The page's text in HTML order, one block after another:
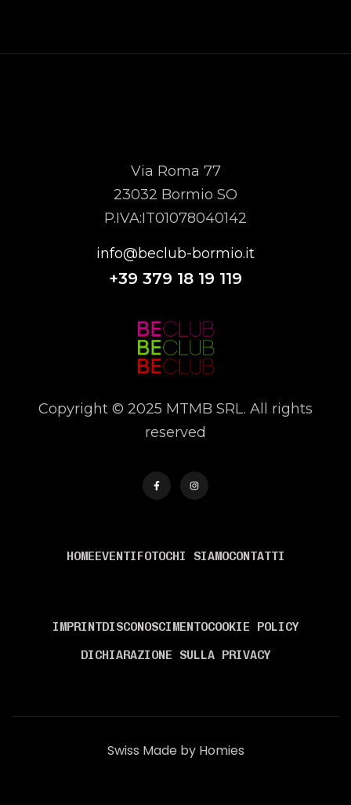
Via Roma 77
23032 Bormio SO
P.IVA:IT01078040142
info@beclub-bormio.it
+39 379 18 19 119
Copyright © 2025 MTMB SRL. All rights
reserved
HOMEEVENTIFOTOCHI SIAMOCONTATTI
IMPRINTDISCONOSCIMENTOCOOKIE POLICY
DICHIARAZIONE SULLA PRIVACY
Swiss Made by Homies